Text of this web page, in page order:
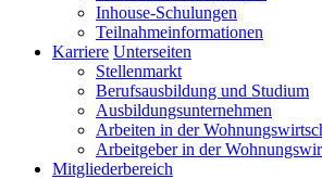
Inhouse-Schulungen
Teilnahmeinformationen
Karriere Unterseiten
Stellenmarkt
Berufsausbildung und Studium
Ausbildungsunternehmen
Arbeiten in der
Arbeitgeber in der
Mitgliederbereich